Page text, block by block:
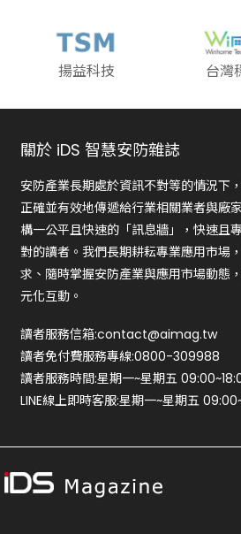
揚益科技 台灣
關於 iDS 智慧安防雜誌
安防產業長期處於資訊不對等的情況下
正確並有效地傳遞給行業相關業者與廠
構一公平且快速的「訊息牆」，快速且
對的讀者。我們長期耕耘專業應用市場
求、隨時掌握安防產業與應用市場動態
元化互動。
讀者服務信箱:contact@aimag.tw
讀者免付費服務專線:0800-309988
讀者服務時間:星期一~星期五
LINE線上即時客服:星期一~星期五